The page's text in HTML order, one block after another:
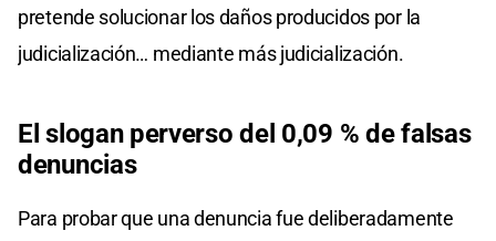
pretende solucionar los daños producidos por la
judicialización… mediante más judicialización.
El slogan perverso del 0,09 % de falsas
denuncias
Para probar que una denuncia fue deliberadamente